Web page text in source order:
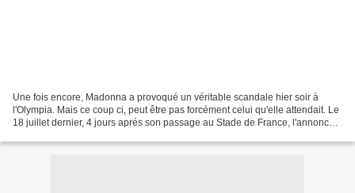
Une fois encore, Madonna a provoqué un véritable scandale hier soir à
l'Olympia. Mais ce coup ci, peut être pas forcément celui qu'elle attendait. Le
18 juillet dernier, 4 jours aprés son passage au Stade de France, l'annonce